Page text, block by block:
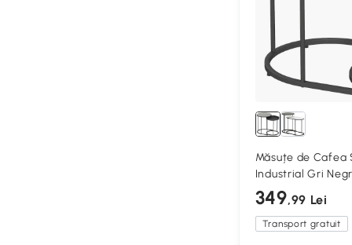
Măsuțe de Cafea Stivuibile în Stil
Industrial Gri
349,99 Lei
Transport gratuit